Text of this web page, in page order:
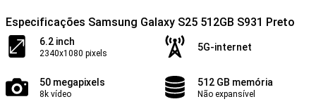
Especificações Samsung Galaxy S25 512GB S931 Preto
6.2 inch
2340x1080 pixels
5G-internet
50 megapixels
8k vídeo
512 GB memória
Não expansível